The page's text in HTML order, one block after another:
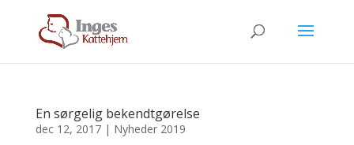
En sørgelig bekendtgørelse
dec 12, 2017| Nyheder 2019